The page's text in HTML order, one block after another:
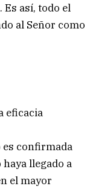
así, todo el
al Señor como
eficacia
es confirmada
llegado a
el mayor